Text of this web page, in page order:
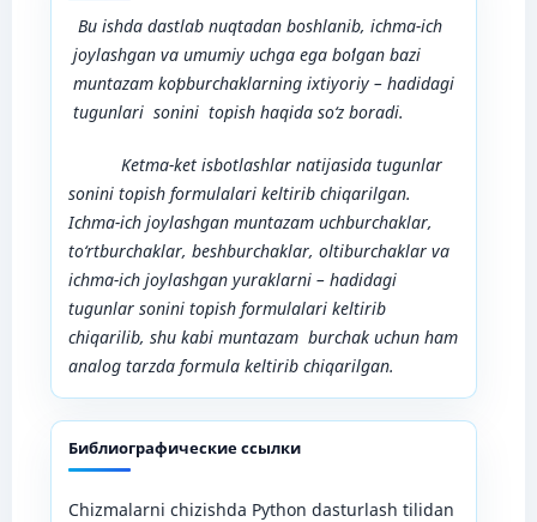
Bu ishda dastlab nuqtadan boshlanib, ichma-ich
joylashgan va umumiy uchga ega boʻlgan bazi
muntazam koʻpburchaklarning ixtiyoriy – hadidagi
tugunlari sonini topish haqida so‘z boradi.
Ketma-ket isbotlashlar natijasida tugunlar
sonini topish formulalari keltirib chiqarilgan.
Ichma-ich joylashgan muntazam uchburchaklar,
to‘rtburchaklar, beshburchaklar, oltiburchaklar va
ichma-ich joylashgan yuraklarni – hadidagi
tugunlar sonini topish formulalari keltirib
chiqarilib, shu kabi muntazam burchak uchun ham
analog tarzda formula keltirib chiqarilgan.
Библиографические ссылки
Chizmalarni chizishda Python dasturlash tilidan